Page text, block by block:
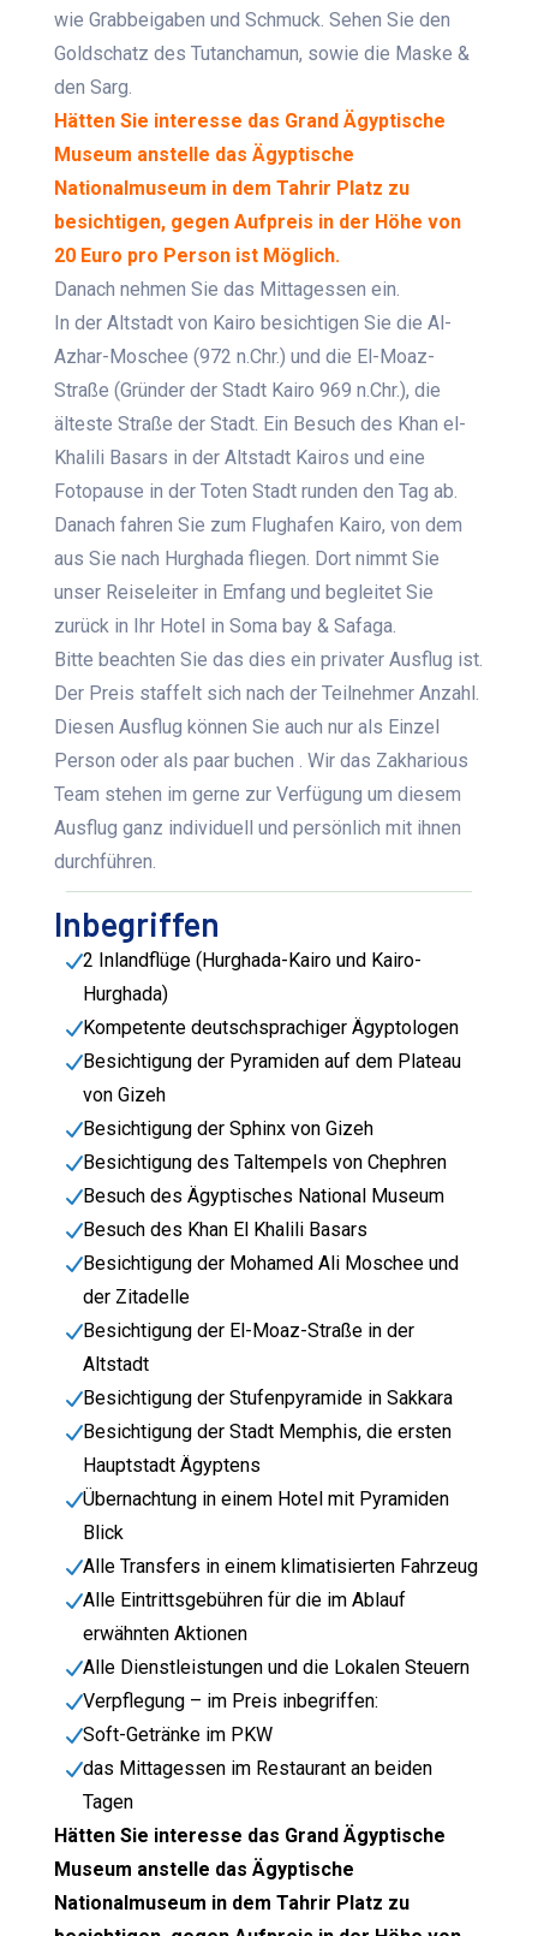
wie Grabbeigaben und Schmuck. Sehen Sie den
Goldschatz des Tutanchamun, sowie die Maske &
den Sarg.
Hätten Sie interesse das Grand Ägyptische
Museum anstelle das Ägyptische
Nationalmuseum in dem Tahrir Platz zu
besichtigen, gegen Aufpreis in der Höhe von
20 Euro pro Person ist Möglich.
Danach nehmen Sie das Mittagessen ein.
In der Altstadt von Kairo besichtigen Sie die Al-
Azhar-Moschee (972 n.Chr.) und die El-Moaz-
Straße (Gründer der Stadt Kairo 969 n.Chr.), die
älteste Straße der Stadt. Ein Besuch des Khan el -
Khalili Basars in der Altstadt Kairos und eine
Fotopause in der Toten Stadt runden den Tag ab.
Danach fahren Sie zum Flughafen Kairo, von dem
aus Sie nach Hurghada fliegen. Dort nimmt Sie
unser Reiseleiter in Emfang und begleitet Sie
zurück in Ihr Hotel in Soma bay & Safaga.
Bitte beachten Sie das dies ein privater Ausflug ist.
Der Preis staffelt sich nach der Teilnehmer Anzahl.
Diesen Ausflug können Sie auch nur als Einzel
Person oder als paar buchen . Wir das Zakharious
Team stehen im gerne zur Verfügung um diesem
Ausflug ganz individuell und persönlich mit ihnen
durchführen.
Inbegriffen
2 Inlandflüge (Hurghada-Kairo und Kairo-
Hurghada)
Kompetente deutschsprachiger Ägyptologen
Besichtigung der Pyramiden auf dem Plateau
von Gizeh
Besichtigung der Sphinx von Gizeh
Besichtigung des Taltempels von Chephren
Besuch des Ägyptisches National Museum
Besuch des Khan El Khalili Basars
Besichtigung der Mohamed Ali Moschee und
der Zitadelle
Besichtigung der El-Moaz-Straße in der
Altstadt
Besichtigung der Stufenpyramide in Sakkara
Besichtigung der Stadt Memphis, die ersten
Hauptstadt Ägyptens
Übernachtung in einem Hotel mit Pyramiden
Blick
Alle Transfers in einem klimatisierten Fahrzeug
Alle Eintrittsgebühren für die im Ablauf
erwähnten Aktionen
Alle Dienstleistungen und die Lokalen Steuern
Verpflegung – im Preis inbegriffen:
Soft-Getränke im PKW
das Mittagessen im Restaurant an beiden
Tagen
Hätten Sie interesse das Grand Ägyptische
Museum anstelle das Ägyptische
Nationalmuseum in dem Tahrir Platz zu